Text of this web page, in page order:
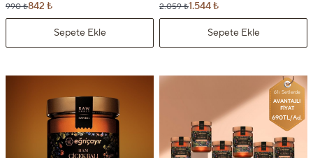
990 ₺842 ₺
Sepete Ekle
2.059 ₺1.544 ₺
Sepete Ekle
6'lı Setlerde
AVANTAJLI
FİYAT
690TL/Ad.